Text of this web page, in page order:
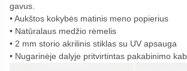
gavus.
Aukštos kokybės matinis meno popierius
Natūralaus medžio rėmelis
2 mm storio akrilinis stiklas su UV apsauga
Nugarinėje dalyje pritvirtintas pakabinimo